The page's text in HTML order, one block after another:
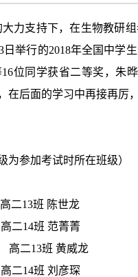
力支持下，在生物教研
日举行的2018年全国中学
位同学获省二等奖，朱
后面的学习中再接再厉
为参加考试时所在班级）
二13班 陈世龙
14班 范菁菁
二13班 黄威龙
14班 刘彦琛